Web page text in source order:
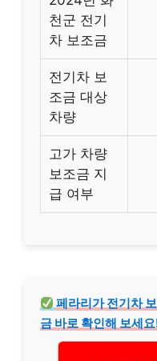
천군 전기
차 보조금
전기차 보
조금 대상
차량
고가 차량
보조금 지
급 여부
페라리가 전기차
금 바로 확인해 보세